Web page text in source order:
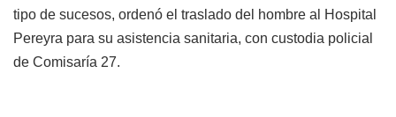
tipo de sucesos, ordenó el traslado del hombre al Hospital
Pereyra para su asistencia sanitaria, con custodia policial
de Comisaría 27.